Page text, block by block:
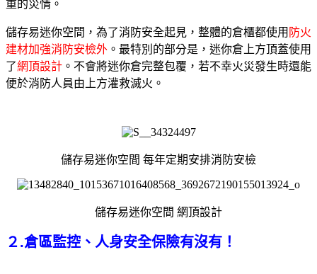
重的災情。
儲存易迷你空間，為了消防安全起見，整體的倉櫃都使用 防火
建材加強消防安檢外 。最特別的部分是，迷你倉上方頂蓋使用
了網頂設計 。不會將迷你倉完整包覆，若不幸火災發生時還能
便於消防人員由上方灌救滅火。
儲存易迷你空間 每年定期安排消防安檢
儲存易迷你空間 網頂設計
２.倉區監控、人身安全保險有沒有！